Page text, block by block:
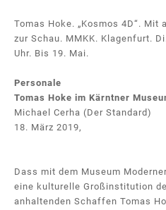
To­mas Ho­ke. „Kos­mos 4D“.
zur Schau. MMKK. Kla­gen­furt.
Uhr. Bis 19. Mai.
Personale
Tomas Hoke im Kärntner
Michael Cerha (Der Standard)
18. März 2019,
Dass mit dem Museum
eine kulturelle Großinstitution
anhaltenden Schaffen Tomas